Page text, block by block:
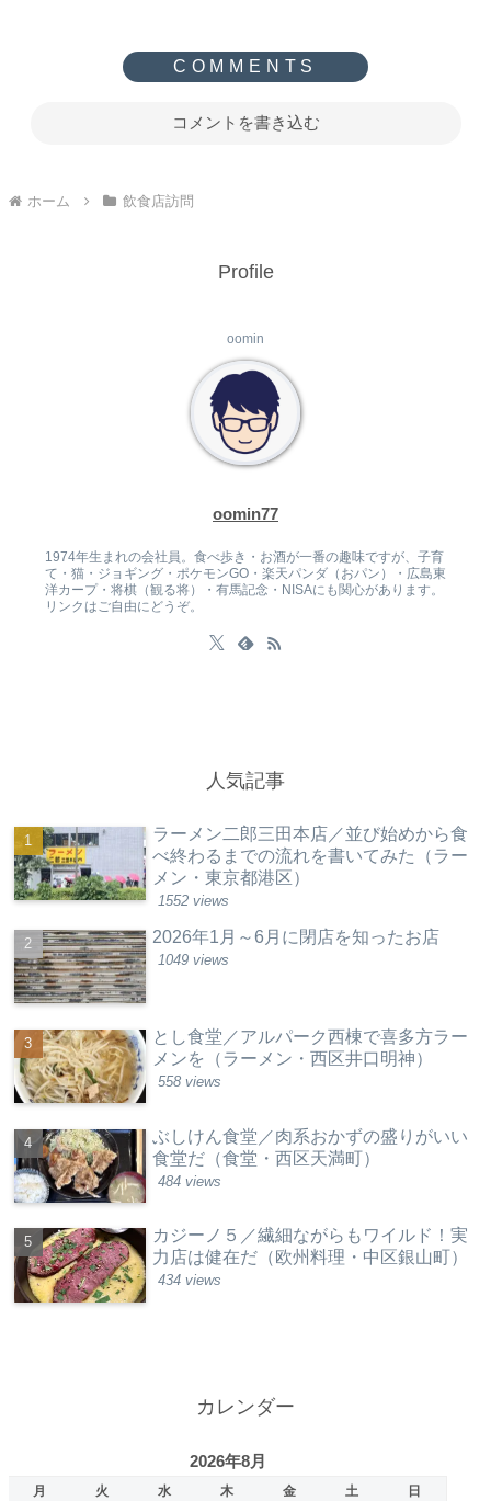
コメントを書き込む
ホーム 飲食店訪問
Profile
oomin
oomin77
1974年生まれの会社員。食べ歩き・お酒が一番の趣味ですが、子育
て・猫・ジョギング・ポケモンGO・楽天パンダ（おパン）・広島東
洋カープ・将棋（観る将）・有馬記念・NISAにも関心があります。
リンクはご自由にどうぞ。
人気記事
ラーメン二郎三田本店／並び始めから食
べ終わるまでの流れを書いてみた（ラー
メン・東京都港区）
1552 views
2026年1月～6月に閉店を知ったお店
1049 views
とし食堂／アルパーク西棟で喜多方ラー
メンを（ラーメン・西区井口明神）
558 views
ぶしけん食堂／肉系おかずの盛りがいい
食堂だ（食堂・西区天満町）
484 views
カジーノ５／繊細ながらもワイルド！実
力店は健在だ（欧州料理・中区銀山町）
434 views
カレンダー
2026年8月
月 火 水 木 金 土
日